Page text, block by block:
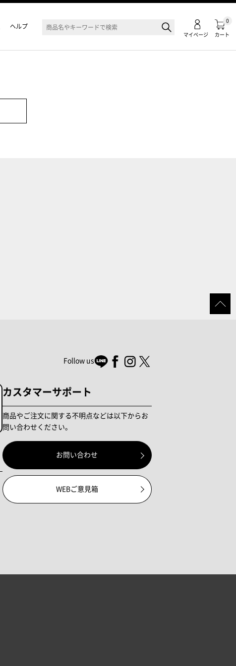
カート
0
マイページ
ヘルプ
Follow us
カスタマーサポート
商品やご注文に関する不明点などは以下からお
問い合わせください。
お問い合わせ
WEBご意見箱